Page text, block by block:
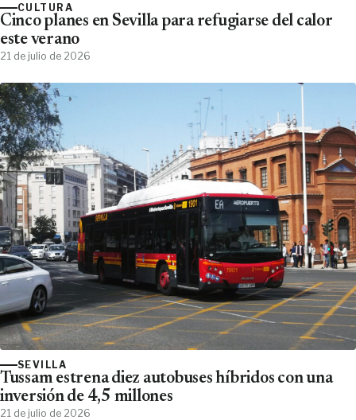
CULTURA
Cinco planes en Sevilla para refugiarse del calor
este verano
21 de julio de 2026
SEVILLA
Tussam estrena diez autobuses híbridos con una
inversión de 4,5 millones
21 de julio de 2026